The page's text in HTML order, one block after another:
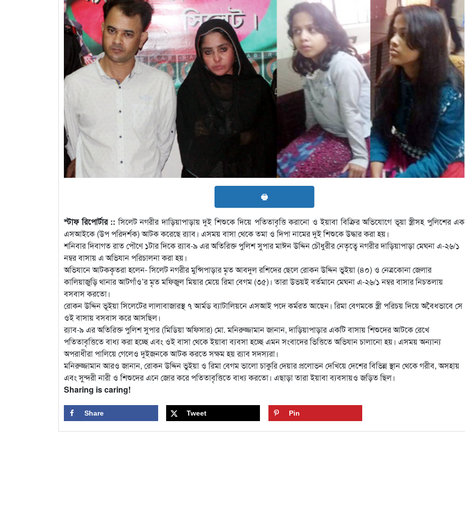
🖶
স্টাফ রিপোর্টার :: সিলেট নগরীর দাড়িয়াপাড়ায় দুই শিশুকে দিয়ে পতিতাবৃত্তি করানো ও ইয়াবা বিক্রির অভিযোগে ভূয়া স্ত্রীসহ পুলিশের এক
এসআইকে (উপ পরিদর্শক) আটক করেছে র‌্যাব। এসময় বাসা থেকে তমা ও দিপা নামের দুই শিশুকে উদ্ধার করা হয়।
শনিবার দিবাগত রাত পৌণে ১টার দিকে র‌্যাব-৯ এর অতিরিক্ত পুলিশ সুপার মাঈন উদ্দিন চৌধুরীর নেতৃত্বে নগরীর দাড়িয়াপাড়া মেঘনা এ-২৬/১
নম্বর বাসায় এ অভিযান পরিচালনা করা হয়।
অভিযানে আটককৃতরা হলেন- সিলেট নগরীর মুন্সিপাড়ার মৃত আবদুল রশিদের ছেলে রোকন উদ্দিন ভুইয়া (৪০) ও নেত্রকোনা জেলার
কালিয়াজুড়ি থানার আটগাঁও’র মৃত মফিজুল মিয়ার মেয়ে রিমা বেগম (৩৫)। তারা উভয়ই বর্তমানে মেঘনা এ-২৬/১ নম্বর বাসার নিচতলায়
বসবাস করতো।
রোকন উদ্দিন ভূইয়া সিলেটের লালাবাজারস্থ ৭ আর্মড ব্যাটালিয়নে এসআই পদে কর্মরত আছেন। রিমা বেগমকে স্ত্রী পরিচয় দিয়ে অবৈধভাবে সে
ওই বাসায় বসবাস করে আসছিল।
র‌্যাব-৯ এর অতিরিক্ত পুলিশ সুপার (মিডিয়া অফিসার) মো. মনিরুজ্জামান জানান, দাড়িয়াপাড়ার একটি বাসায় শিশুদের আটকে রেখে
পতিতাবৃত্তিতে বাধ্য করা হচ্ছে এবং ওই বাসা থেকে ইয়াবা ব্যবসা হচ্ছে এমন সংবাদের ভিত্তিতে অভিযান চালানো হয়। এসময় অন্যান্য
অপরাধীরা পালিয়ে গেলেও দুইজনকে আটক করতে সক্ষম হয় র‌্যাব সদস্যরা।
মনিরুজ্জামান আরও জানান, রোকন উদ্দিন ভুইয়া ও রিমা বেগম ভালো চাকুরি দেয়ার প্রলোভন দেখিয়ে দেশের বিভিন্ন স্থান থেকে গরীব, অসহায়
এবং সুন্দরী নারী ও শিশুদের এনে জোর করে পতিতাবৃত্তিতে বাধ্য করতো। এছাড়া তারা ইয়াবা ব্যবসায়ও জড়িত ছিল।
Sharing is caring!
Share Tweet Pin